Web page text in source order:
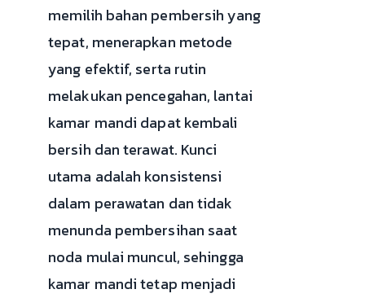
memilih bahan pembersih yang
tepat, menerapkan metode
yang efektif, serta rutin
melakukan pencegahan, lantai
kamar mandi dapat kembali
bersih dan terawat. Kunci
utama adalah konsistensi
dalam perawatan dan tidak
menunda pembersihan saat
noda mulai muncul, sehingga
kamar mandi tetap menjadi